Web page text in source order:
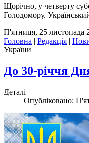
Щорічно, у четверту
Голодомору.
П'ятниця, 25 листопада
Головна | Редакція |
України
До 30-річчя
Деталі
Опубліковано: